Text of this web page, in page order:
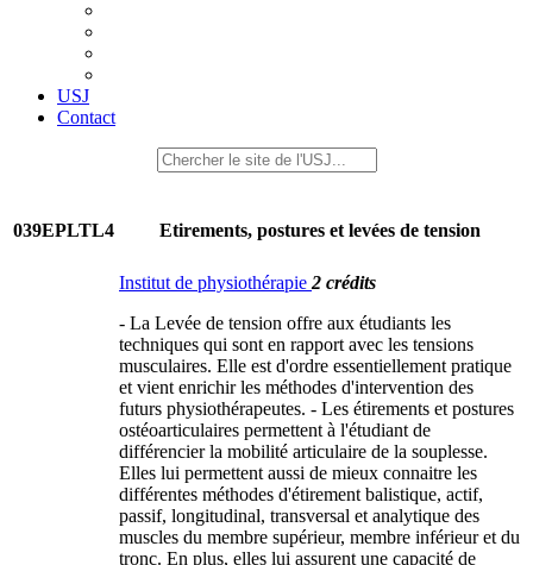
USJ
Contact
039EPLTL4 Etirements, postures et levées de tension
Institut de physiothérapie 2 crédits
- La Levée de tension offre aux étudiants les
techniques qui sont en rapport avec les tensions
musculaires. Elle est d'ordre essentiellement pratique
et vient enrichir les méthodes d'intervention des
futurs physiothérapeutes. - Les étirements et postures
ostéoarticulaires permettent à l'étudiant de
différencier la mobilité articulaire de la souplesse.
Elles lui permettent aussi de mieux connaitre les
différentes méthodes d'étirement balistique, actif,
passif, longitudinal, transversal et analytique des
muscles du membre supérieur, membre inférieur et du
tronc. En plus, elles lui assurent une capacité de